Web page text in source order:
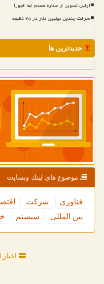
اولین تصویر از ستاره همدم ابط الجوزا
سرقت چندین میلیون دلار در ۲۵ دقیقه
جدیدترین ها
موضوع های لینك وبسایت
فناوری شركت
بین المللی
سیستم